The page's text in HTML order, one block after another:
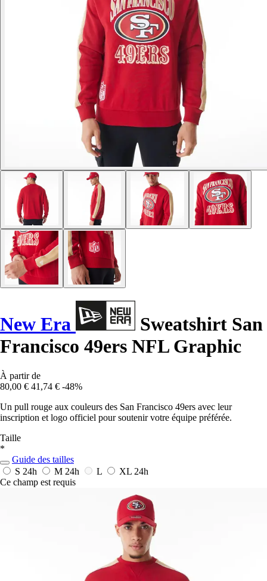
New Era
Sweatshirt San
Francisco 49ers NFL Graphic
À partir de
80,00 € 41,74 € -48%
Un pull rouge aux couleurs des San Francisco 49ers avec leur
inscription et logo officiel pour soutenir votre équipe préférée.
Taille
*
Guide des tailles
S 24h M 24h L XL 24h
Ce champ est requis